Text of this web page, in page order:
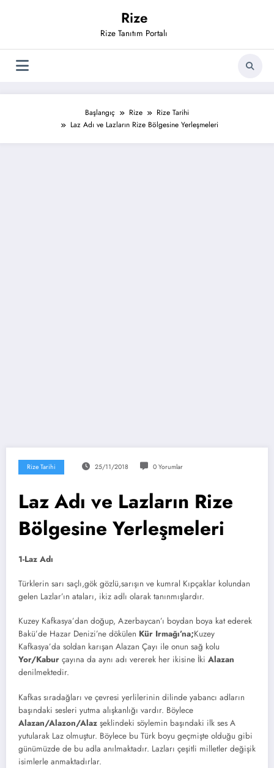
Rize
Rize Tanıtım Portalı
Başlangıç Rize
Rize Tarihi
Laz Adı ve Lazların Rize Bölgesine Yerleşmeleri
Rize Tarihi 25/11/2018 0 Yorumlar
Laz Adı ve Lazların Rize
Bölgesine Yerleşmeleri
1-Laz Adı
Türklerin sarı saçlı,gök gözlü,sarışın ve kumral Kıpçaklar kolundan
gelen Lazlar’ın ataları, ikiz adlı olarak tanınmışlardır.
Kuzey Kafkasya’dan doğup, Azerbaycan’ı boydan boya kat ederek
Bakü’de Hazar Denizi’ne dökülen Kür Irmağı’na;Kuzey
Kafkasya’da soldan karışan Alazan Çayı ile onun sağ kolu
Yor/Kabur çayına da aynı adı vererek her ikisine İki Alazan
denilmektedir.
Kafkas sıradağları ve çevresi yerlilerinin dilinde yabancı adların
başındaki sesleri yutma alışkanlığı vardır. Böylece
Alazan/Alazon/Alaz şeklindeki söylemin başındaki ilk ses A
yutularak Laz olmuştur. Böylece bu Türk boyu geçmişte olduğu gibi
günümüzde de bu adla anılmaktadır. Lazları çeşitli milletler değişik
isimlerle anmaktadırlar.